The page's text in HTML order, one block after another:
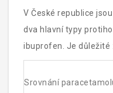
V České republice
dva hlavní typy
ibuprofen. Je důležité
Srovnání